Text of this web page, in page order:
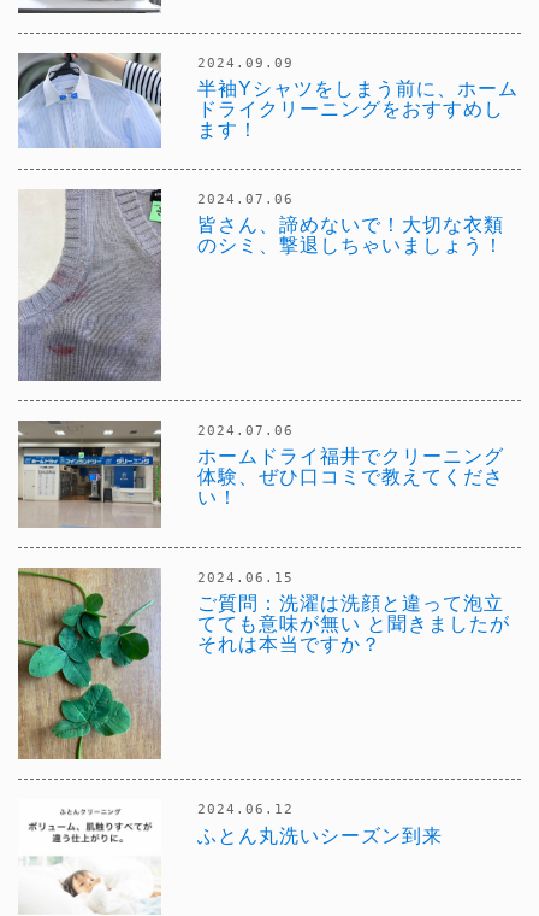
2024.09.09
半袖Yシャツをしまう前に、ホーム
ドライクリーニングをおすすめし
ます！
2024.07.06
皆さん、諦めないで！大切な衣類
のシミ、撃退しちゃいましょう！
2024.07.06
ホームドライ福井でクリーニング
体験、ぜひ口コミで教えてくださ
い！
2024.06.15
ご質問：洗濯は洗顔と違って泡立
てても意味が無い と聞きましたが
それは本当ですか？
2024.06.12
ふとん丸洗いシーズン到来